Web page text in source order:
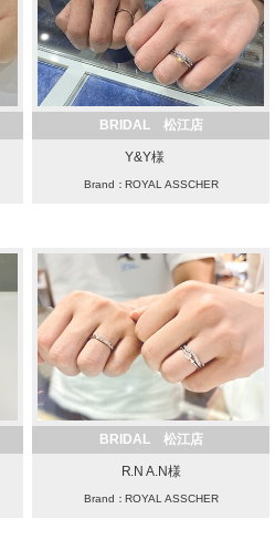
BRIDAL 松江店
Y&Y様
Brand：ROYAL ASSCHER
BRIDAL 松江店
R.N A.N様
Brand：ROYAL ASSCHER